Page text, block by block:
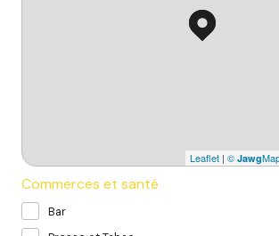
Leaflet | © Jawg
Commerces et santé
Bar